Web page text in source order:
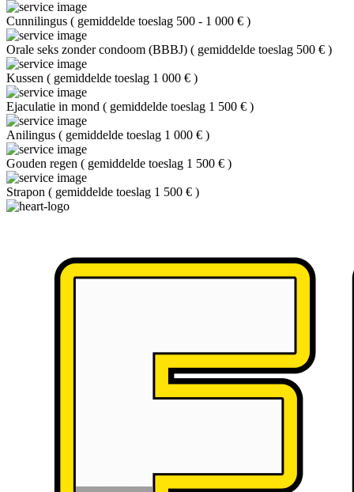
Cunnilingus ( gemiddelde toeslag 500 - 1 000 € )
Orale seks zonder condoom (BBBJ) ( gemiddelde toeslag 500 € )
Kussen ( gemiddelde toeslag 1 000 € )
Ejaculatie in mond ( gemiddelde toeslag 1 500 € )
Anilingus ( gemiddelde toeslag 1 000 € )
Gouden regen ( gemiddelde toeslag 1 500 € )
Strapon ( gemiddelde toeslag 1 500 € )